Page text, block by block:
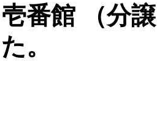
番館 （分
。